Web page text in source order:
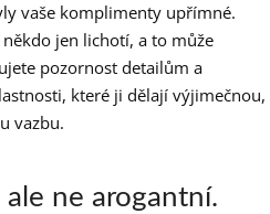
vaše komplimenty upřímné.
jen lichotí, a to může
pozornost detailům a
které ji dělají výjimečnou,
vazbu.
ale ne arogantní.